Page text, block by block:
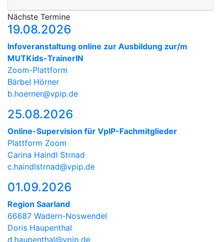
Nächste Termine
19.08.2026
Infoveranstaltung online zur Ausbildung zur/m
MUTKids-TrainerIN
Zoom-Plattform
Bärbel Hörner
b.hoerner@vpip.de
25.08.2026
Online-Supervision für VpIP-Fachmitglieder
Plattform Zoom
Carina Haindl Strnad
c.haindlstrnad@vpip.de
01.09.2026
Region Saarland
66687 Wadern-Noswendel
Doris Haupenthal
d.haupenthal@vpip.de